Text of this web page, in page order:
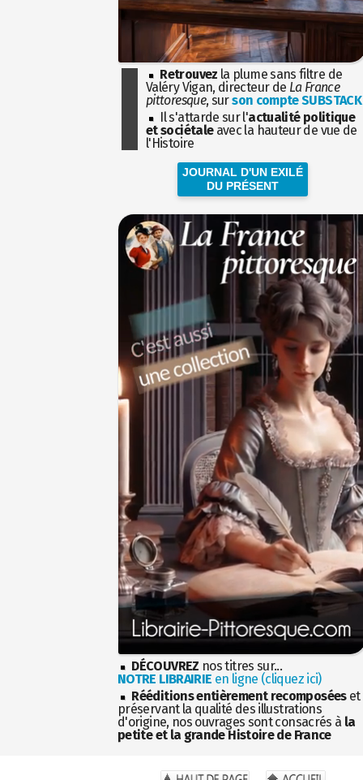
Retrouvez la plume sans filtre de
Valéry Vigan, directeur de La France
pittoresque, surson compte SUBSTACK
Il s'attarde sur l'actualité politique
et sociétaleavec la hauteur de vue de
l'Histoire
JOURNAL D'UN EXILÉ
DU PRÉSENT
DÉCOUVREZ nos titres sur...
NOTRE LIBRAIRIE en ligne (cliquez ici)
Rééditions entièrement recomposéeset
préservant la qualité des illustrations
d'origine, nos ouvrages sont consacrés à la
petite et la grande Histoire de France